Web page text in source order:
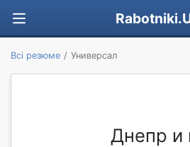
Всі резюме Универсал
Днепр и